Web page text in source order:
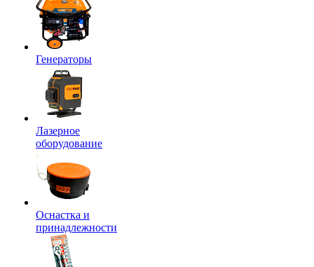
Генераторы
Лазерное
оборудование
Оснастка и
принадлежности